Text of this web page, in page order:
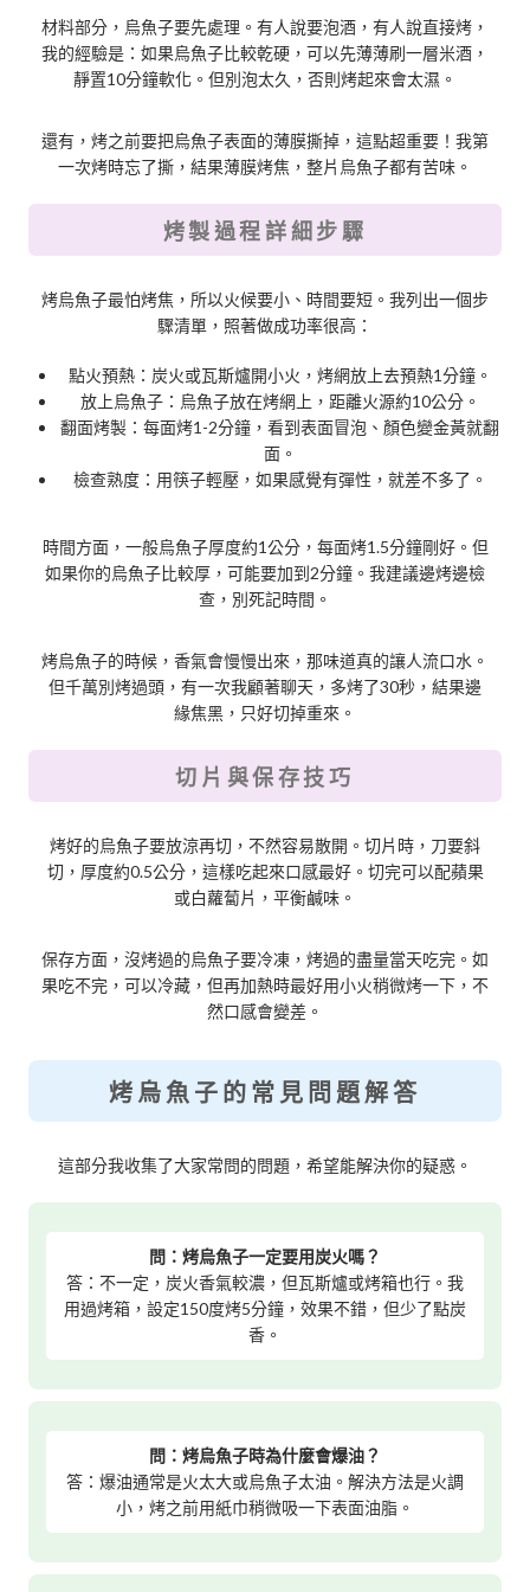
材料部分，烏魚子要先處理。有人說要泡酒，有人說直接烤，
我的經驗是：如果烏魚子比較乾硬，可以先薄薄刷一層米酒，
靜置10分鐘軟化。但別泡太久，否則烤起來會太濕。
還有，烤之前要把烏魚子表面的薄膜撕掉，這點超重要！我第
一次烤時忘了撕，結果薄膜烤焦，整片烏魚子都有苦味。
烤製過程詳細步驟
烤烏魚子最怕烤焦，所以火候要小、時間要短。我列出一個步
驟清單，照著做成功率很高：
點火預熱：炭火或瓦斯爐開小火，烤網放上去預熱1分鐘。
放上烏魚子：烏魚子放在烤網上，距離火源約10公分。
翻面烤製：每面烤1-2分鐘，看到表面冒泡、顏色變金黃就翻
面。
檢查熟度：用筷子輕壓，如果感覺有彈性，就差不多了。
時間方面，一般烏魚子厚度約1公分，每面烤1.5分鐘剛好。但
如果你的烏魚子比較厚，可能要加到2分鐘。我建議邊烤邊檢
查，別死記時間。
烤烏魚子的時候，香氣會慢慢出來，那味道真的讓人流口水。
但千萬別烤過頭，有一次我顧著聊天，多烤了30秒，結果邊
緣焦黑，只好切掉重來。
切片與保存技巧
烤好的烏魚子要放涼再切，不然容易散開。切片時，刀要斜
切，厚度約0.5公分，這樣吃起來口感最好。切完可以配蘋果
或白蘿蔔片，平衡鹹味。
保存方面，沒烤過的烏魚子要冷凍，烤過的盡量當天吃完。如
果吃不完，可以冷藏，但再加熱時最好用小火稍微烤一下，不
然口感會變差。
烤烏魚子的常見問題解答
這部分我收集了大家常問的問題，希望能解決你的疑惑。
問：烤烏魚子一定要用炭火嗎？
答：不一定，炭火香氣較濃，但瓦斯爐或烤箱也行。我
用過烤箱，設定150度烤5分鐘，效果不錯，但少了點炭
香。
問：烤烏魚子時為什麼會爆油？
答：爆油通常是火太大或烏魚子太油。解決方法是火調
小，烤之前用紙巾稍微吸一下表面油脂。